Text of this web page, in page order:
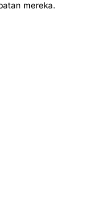
mereka.